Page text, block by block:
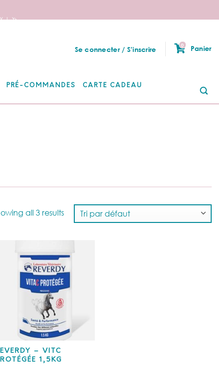
! 🦄
Se connecter / S’inscrire
0 Panier
PRÉ-COMMANDES CARTE CADEAU
all 3 results
– VITC
1,5KG